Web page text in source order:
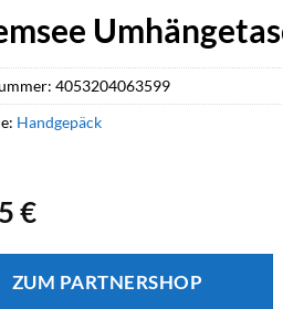
€
ZUM PARTNERSHOP
4053204063599
Handgepäck